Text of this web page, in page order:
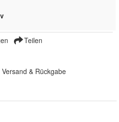
Teilen
& Rückgabe